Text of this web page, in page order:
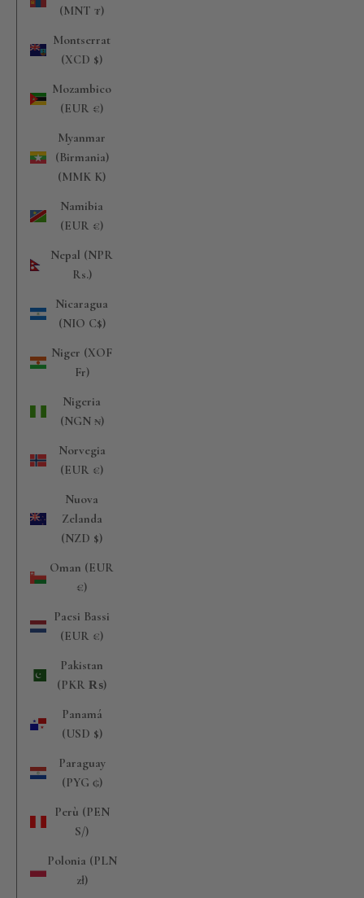
(MNT ₮)
Montserrat
(XCD $)
Mozambico
(EUR €)
Myanmar
(Birmania)
(MMK K)
Namibia
(EUR €)
Nepal (NPR
Rs.)
Nicaragua
(NIO C$)
Niger (XOF
Fr)
Nigeria
(NGN ₦)
Norvegia
(EUR €)
Nuova
Zelanda
(NZD $)
Oman (EUR
€)
Paesi Bassi
(EUR €)
Pakistan
(PKR ₨)
Panamá
(USD $)
Paraguay
(PYG ₲)
Perù (PEN
S/)
Polonia (PLN
zł)